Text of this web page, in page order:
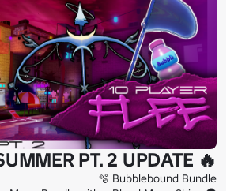
🔥 SUMMER PT. 2 UPDATE 🌙